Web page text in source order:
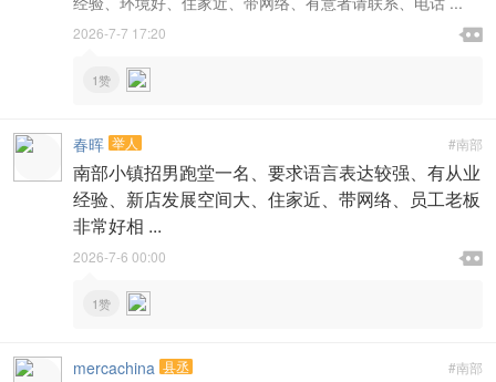

2026-7-7 17:20 
1赞
#南部
春晖 举人
南部小镇招男跑堂一名、要求语言表达较强、有从业
经验、新店发展空间大、住家近、带网络、员工老板
非常好相 ...

2026-7-6 00:00 
1赞
#南部
mercachina 县丞